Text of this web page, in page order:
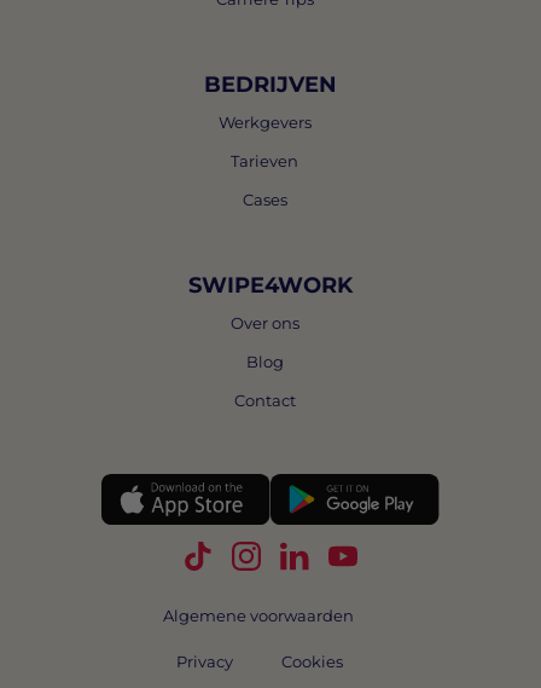
BEDRIJVEN
Werkgevers
Tarieven
Cases
SWIPE4WORK
Over ons
Blog
Contact
Volg Swipe4Work op TikTok
Volg Swipe4Work op
Volg Swipe4Work op
Volg Swipe4Work
Algemene voorwaarden
Privacy Cookies